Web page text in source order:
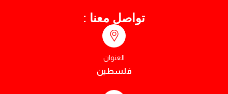
تواصل معنا :
العنوان
فلسطين